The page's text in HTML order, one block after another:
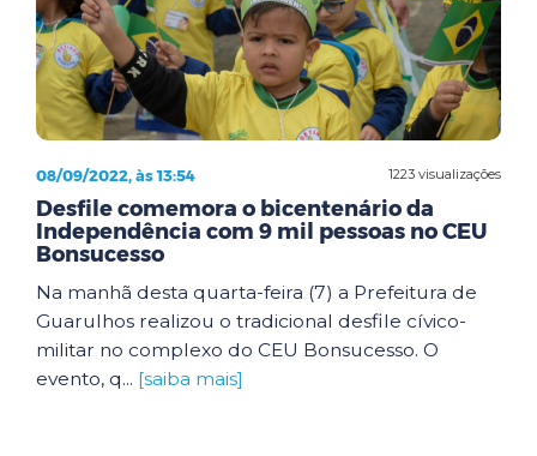
1223 visualizações
08/09/2022, às 13:54
Desfile comemora o bicentenário da
Independência com 9 mil pessoas no CEU
Bonsucesso
Na manhã desta quarta-feira (7) a Prefeitura de
Guarulhos realizou o tradicional desfile cívico-
militar no complexo do CEU Bonsucesso. O
evento, q... [saiba mais]